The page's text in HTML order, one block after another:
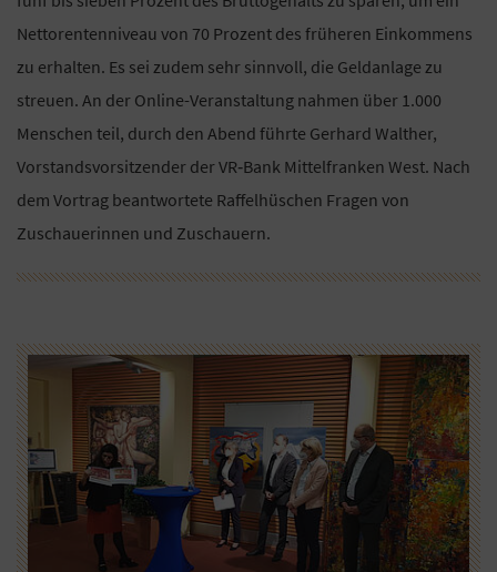
Nettorentenniveau von 70 Prozent des früheren Einkommens
zu erhalten. Es sei zudem sehr sinnvoll, die Geldanlage zu
streuen. An der Online-Veranstaltung nahmen über 1.000
Menschen teil, durch den Abend führte Gerhard Walther,
Vorstandsvorsitzender der VR‐Bank Mittelfranken West. Nach
dem Vortrag beantwortete Raffelhüschen Fragen von
Zuschauerinnen und Zuschauern.